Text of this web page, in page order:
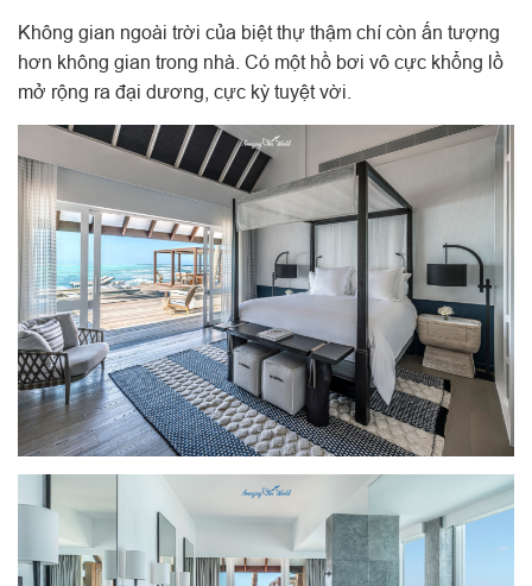
Không gian ngoài trời của biệt thự thậm chí còn ấn tượng
hơn không gian trong nhà. Có một hồ bơi vô cực khổng lồ
mở rộng ra đại dương, cực kỳ tuyệt vời.